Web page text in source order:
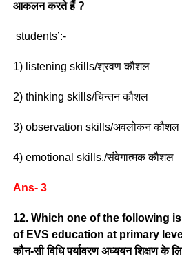
आकलन करते हैं ?
students’:-
1) listening skills/श्रवण कौशल
2) thinking skills/चिन्तन कौशल
3) observation skills/अवलोकन कौशल
4) emotional skills./संवेगात्मक कौशल
Ans- 3
12. Which one of the following
of EVS education at primary
कौन-सी विधि पर्यावरण अध्ययन शिक्षण के